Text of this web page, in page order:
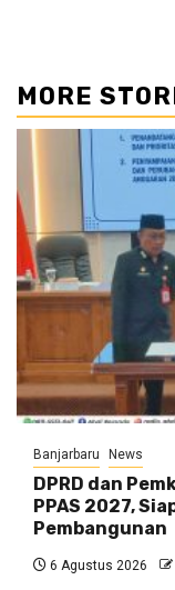
MORE
Banjarbaru News
DPRD dan
PPAS 2027,
Pembangunan
6 Agustus 2026